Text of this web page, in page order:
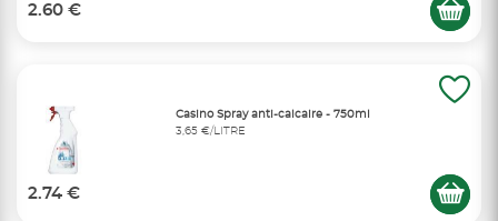
2.60 €
Casino Spray anti-calcaire - 750ml
3,65 €/LITRE
2.74 €